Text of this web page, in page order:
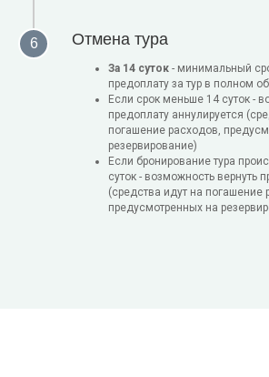
Отмена тура
За 14 суток - минимальный
предоплату за тур в полном
Если срок меньше 14 суток -
предоплату аннулируется
погашение расходов,
резервирование)
Если бронирование тура
суток - возможность вернуть
(средства идут на погашение
предусмотренных на